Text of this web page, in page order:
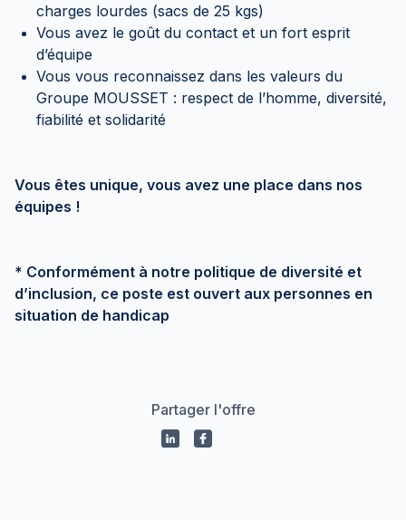
charges lourdes (sacs de 25 kgs)
Vous avez le goût du contact et un fort esprit
d’équipe
Vous vous reconnaissez dans les valeurs du
Groupe MOUSSET : respect de l’homme, diversité,
fiabilité et solidarité
Vous êtes unique, vous avez une place dans nos
équipes !
* Conformément à notre politique de diversité et
d’inclusion, ce poste est ouvert aux personnes en
situation de handicap
Partager l'offre